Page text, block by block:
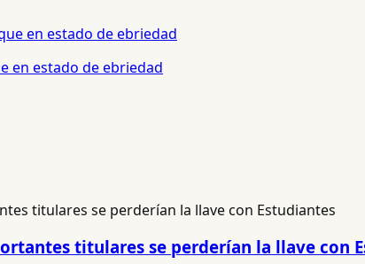
en estado de ebriedad
titulares se perderían la llave con